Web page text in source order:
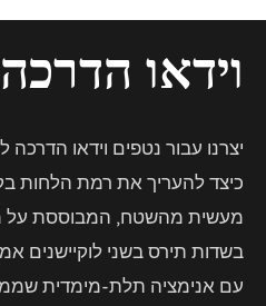
וידאו
יצרנו עבור נטפים וידאו
כיצד להעריך את רמת הלחות
מעשית מהשטח, המבוססת על
בשדות תירס בשני לוקיישנים
עם אנימציה תלת-מימדית